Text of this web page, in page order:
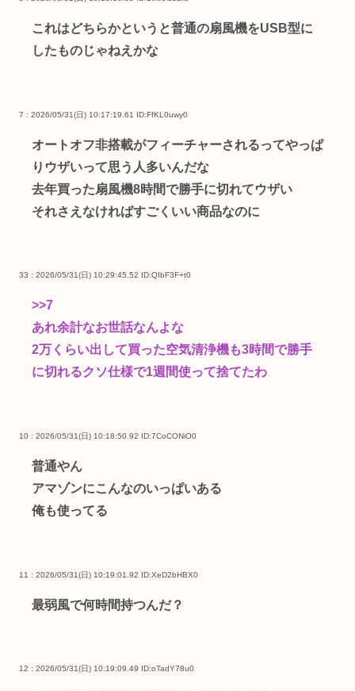
これはどちらかというと普通の扇風機をUSB型に
したものじゃねえかな
7 : 2026/05/31(日) 10:17:19.61 ID:FfKL0uwy0
オートオフ非搭載がフィーチャーされるってやっぱ
りウザいって思う人多いんだな
去年買った扇風機8時間で勝手に切れてウザい
それさえなければすごくいい商品なのに
33 : 2026/05/31(日) 10:29:45.52 ID:QIbF3F+t0
>>7
あれ余計なお世話なんよな
2万くらい出して買った空気清浄機も3時間で勝手
に切れるクソ仕様で1週間使って捨てたわ
10 : 2026/05/31(日) 10:18:50.92 ID:7CoCONiO0
普通やん
アマゾンにこんなのいっぱいある
俺も使ってる
11 : 2026/05/31(日) 10:19:01.92 ID:XeD2bHBX0
最弱風で何時間持つんだ？
12 : 2026/05/31(日) 10:19:09.49 ID:oTadY78u0